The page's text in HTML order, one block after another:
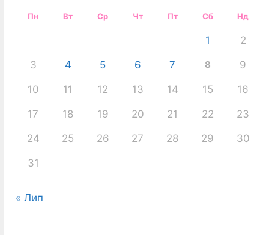
Пн Вт Ср Чт Пт Сб Нд
1 2
3 4 5 6 7 8 9
10 11 12 13 14 15 16
17 18 19 20 21 22 23
24 25 26 27 28 29 30
31
« Лип